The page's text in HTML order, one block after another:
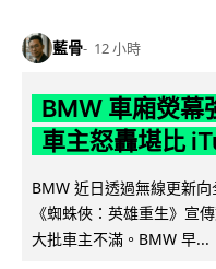
藍骨 12 小時
BMW 車廂熒
車主怒轟堪比
BMW 近日透過無線更新
《蜘蛛俠：英雄重生》宣
大批車主不滿。BMW 早...